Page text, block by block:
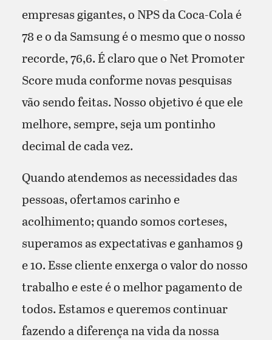
empresas gigantes, o NPS da Coca-Cola é
78 e o da Samsung é o mesmo que o nosso
recorde, 76,6. É claro que o Net Promoter
Score muda conforme novas pesquisas
vão sendo feitas. Nosso objetivo é que ele
melhore, sempre, seja um pontinho
decimal de cada vez.
Quando atendemos as necessidades das
pessoas, ofertamos carinho e
acolhimento; quando somos corteses,
superamos as expectativas e ganhamos 9
e 10. Esse cliente enxerga o valor do nosso
trabalho e este é o melhor pagamento de
todos. Estamos e queremos continuar
fazendo a diferença na vida da nossa